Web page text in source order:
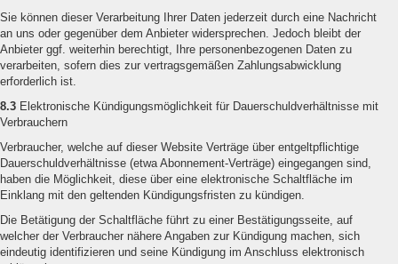
Sie können dieser Verarbeitung Ihrer Daten jederzeit durch eine Nachricht
an uns oder gegenüber dem Anbieter widersprechen. Jedoch bleibt der
Anbieter ggf. weiterhin berechtigt, Ihre personenbezogenen Daten zu
verarbeiten, sofern dies zur vertragsgemäßen Zahlungsabwicklung
erforderlich ist.
8.3 Elektronische Kündigungsmöglichkeit für Dauerschuldverhältnisse mit
Verbrauchern
Verbraucher, welche auf dieser Website Verträge über entgeltpflichtige
Dauerschuldverhältnisse (etwa Abonnement-Verträge) eingegangen sind,
haben die Möglichkeit, diese über eine elektronische Schaltfläche im
Einklang mit den geltenden Kündigungsfristen zu kündigen.
Die Betätigung der Schaltfläche führt zu einer Bestätigungsseite, auf
welcher der Verbraucher nähere Angaben zur Kündigung machen, sich
eindeutig identifizieren und seine Kündigung im Anschluss elektronisch